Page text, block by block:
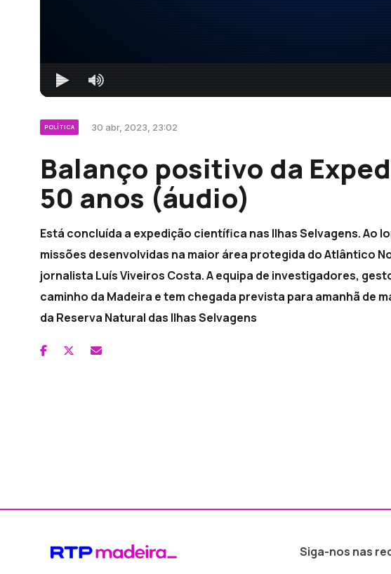
POLÍTICA 30 abr, 2023, 23:02
Balanço positivo da
50 anos (áudio)
Está concluída a expedição científica nas Ilhas Selvagens. Ao
missões desenvolvidas na maior área protegida do Atlântico
jornalista Luís Viveiros Costa. A equipa de investigadores,
caminho da Madeira e tem chegada prevista para amanhã de
da Reserva Natural das Ilhas Selvagens
Siga-nos nas